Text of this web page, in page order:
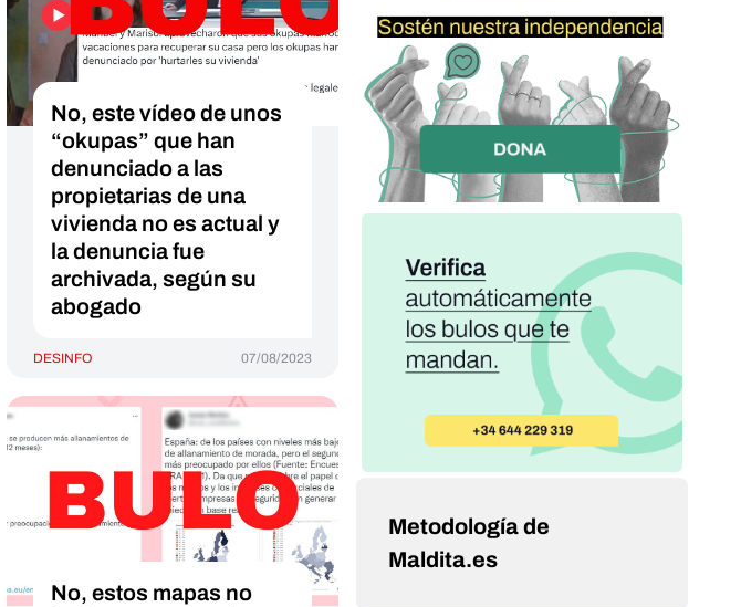
No, este vídeo de unos
“okupas” que han
denunciado a las
propietarias de una
vivienda no es actual y
la denuncia fue
archivada, según su
abogado
DESINFO 07/08/2023
No, estos mapas no
Metodología de
Maldita.es